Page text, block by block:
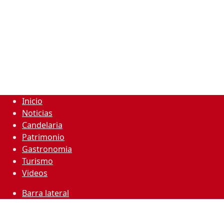
Inicio
Noticias
Candelaria
Patrimonio
Gastronomia
Turismo
Videos
Barra lateral